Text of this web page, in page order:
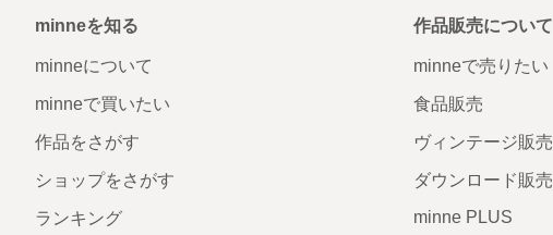
minneを知る
minneについて
minneで買いたい
作品をさがす
ショップをさがす
ランキング
作品販売について
minneで売りたい
食品販売
ヴィンテージ販売
ダウンロード販売
minne PLUS